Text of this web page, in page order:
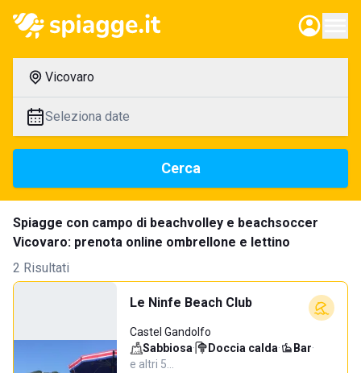
Vicovaro
Seleziona date
Cerca
Spiagge con campo di beachvolley e beachsoccer
Vicovaro: prenota online ombrellone e lettino
2 Risultati
Le Ninfe Beach Club
Castel Gandolfo
Sabbiosa· Doccia calda· Bar·
e altri 5…